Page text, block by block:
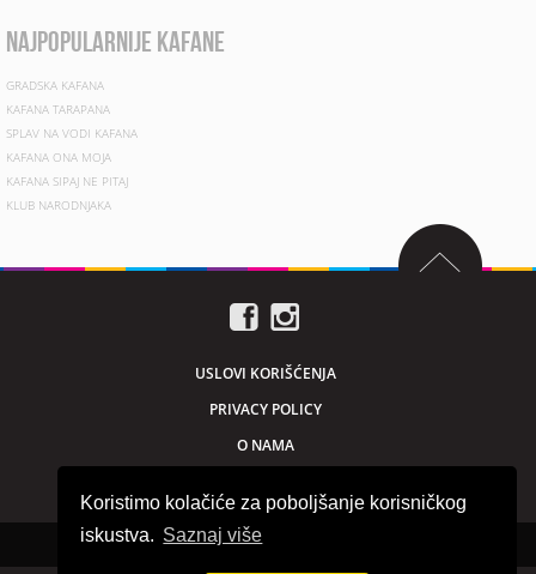
Koristimo kolačiće za poboljšanje korisničkog
iskustva. Saznaj više
najpopularnije kafane
GRADSKA KAFANA
KAFANA TARAPANA
SPLAV NA VODI KAFANA
KAFANA ONA MOJA
KAFANA SIPAJ NE PITAJ
KLUB NARODNJAKA
USLOVI KORIŠĆENJA
PRIVACY POLICY
O NAMA
Sva prava zadržana © 2026. beogradnocu.com